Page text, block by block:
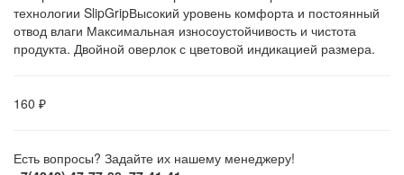
технологии SlipGripВысокий уровень комфорта и постоянный
отвод влаги Максимальная износоустойчивость и чистота
продукта. Двойной оверлок с цветовой индикацией размера.
160 ₽
Есть вопросы? Задайте их нашему менеджеру!